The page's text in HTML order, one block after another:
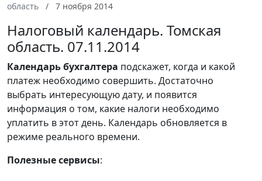
область
7 ноября 2014
Налоговый календарь. Томская
область. 07.11.2014
Календарьбухгалтера подскажет, когда и какой
платеж необходимо совершить. Достаточно
выбрать интересующую дату, и появится
информация о том, какие налоги необходимо
уплатить в этот день. Календарь обновляется в
режиме реального времени.
Полезные сервисы: